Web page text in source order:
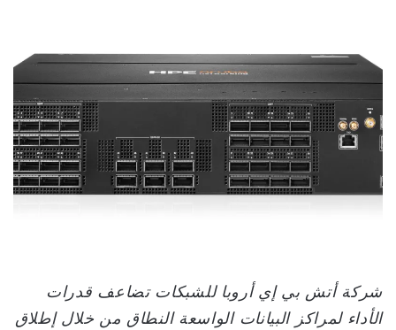
ب
ي
د
ا
إ
ل
ي
شركة أتش بي إي أروبا للشبكات تضاعف قدرات
الأداء لمراكز البيانات الواسعة النطاق من خلال إطلاق